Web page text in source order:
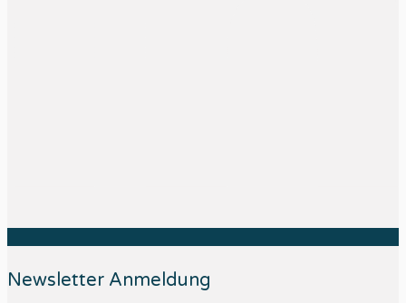
Newsletter Anmeldung